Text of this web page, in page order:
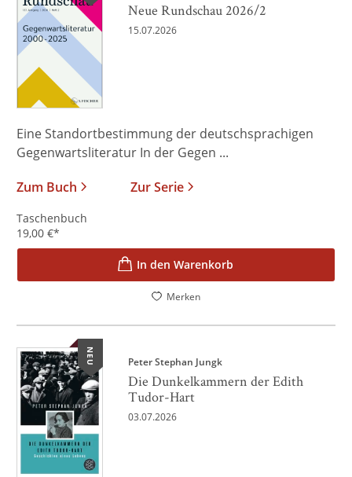
Neue Rundschau 2026/2
15.07.2026
Eine Standortbestimmung der deutschsprachigen
Gegenwartsliteratur In der Gegen ...
Zum Buch
Zur Serie
Taschenbuch
19,00 €*
In den Warenkorb
Merken
NEU Peter Stephan Jungk
Die Dunkelkammern der Edith
Tudor-Hart
03.07.2026